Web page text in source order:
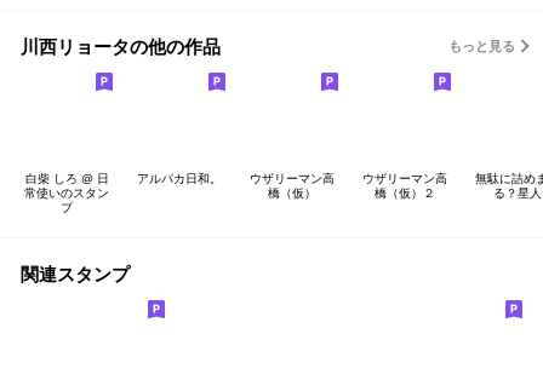
川西リョータの他の作品 もっと見る
白柴 しろ @ 日
常使いのスタン
プ
アルパカ日和。
ウザリーマン高
橋（仮）
ウザリーマン高
橋（仮）２
無駄に詰め
る？星人
関連スタンプ